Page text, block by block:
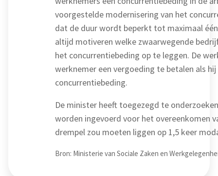
voorgestelde modernisering van het
dat de duur wordt beperkt tot maximaal
altijd motiveren welke zwaarwegende
het concurrentiebeding op te leggen. De
werknemer een vergoeding te betalen als
concurrentiebeding.
De minister heeft toegezegd te
worden ingevoerd voor het overeenkomen
drempel zou moeten liggen op 1,5 keer
Bron: Ministerie van Sociale Zaken en